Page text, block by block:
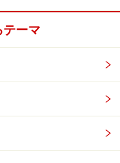
寄せる西よりの風
テーマ